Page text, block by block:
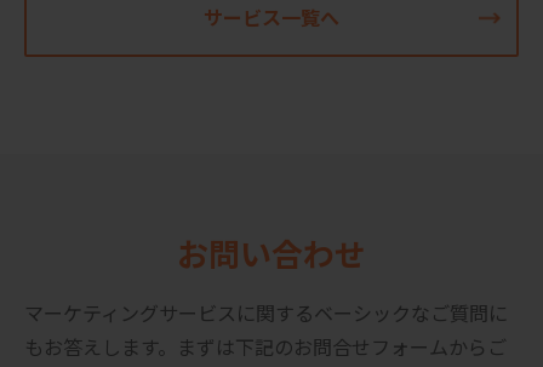
サービス一覧へ
お問い合わせ
マーケティングサービスに関するベーシックなご質問に
もお答えします。 まずは下記のお問合せフォームからご